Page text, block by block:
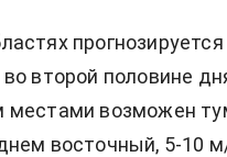
второй половине
местами возможен
восточный, 5-10